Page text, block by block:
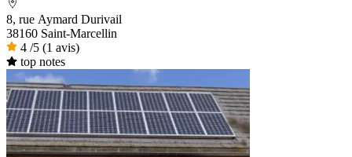
8, rue Aymard Durivail
38160 Saint-Marcellin
4 /5 (1 avis)
top notes